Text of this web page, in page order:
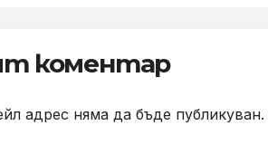
коментар
адрес няма да бъде публикуван.